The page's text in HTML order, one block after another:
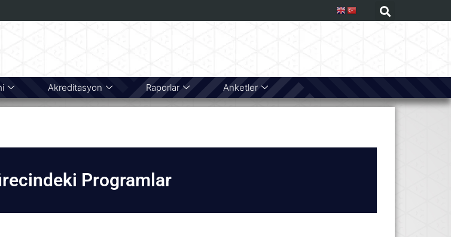
Akreditasyon Raporlar Anketler
Programlar